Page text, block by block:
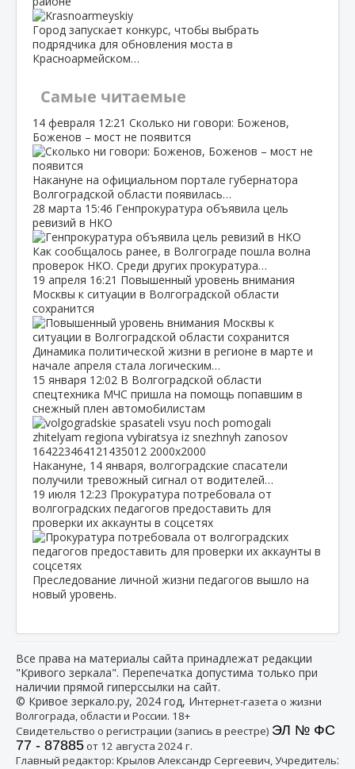
Город запускает конкурс, чтобы выбрать
подрядчика для обновления моста в
Красноармейском…
Самые читаемые
14 февраля 12:21 Сколько ни говори: Боженов,
Боженов – мост не появится
Накануне на официальном портале губернатора
Волгоградской области появилась…
28 марта 15:46 Генпрокуратура объявила цель
ревизий в НКО
Как сообщалось ранее, в Волгограде пошла волна
проверок НКО. Среди других прокуратура…
19 апреля 16:21 Повышенный уровень внимания
Москвы к ситуации в Волгоградской области
сохранится
Динамика политической жизни в регионе в марте и
начале апреля стала логическим…
15 января 12:02 В Волгоградской области
спецтехника МЧС пришла на помощь попавшим в
снежный плен автомобилистам
Накануне, 14 января, волгоградские спасатели
получили тревожный сигнал от водителей…
19 июля 12:23 Прокуратура потребовала от
волгоградских педагогов предоставить для
проверки их аккаунты в соцсетях
Преследование личной жизни педагогов вышло на
новый уровень.
Все права на материалы сайта принадлежат редакции
"Кривого зеркала". Перепечатка допустима только при
наличии прямой гиперссылки на сайт.
© Кривое зеркало.ру, 2024 год, Интернет-газета о жизни
Волгограда, области и России. 18+
Свидетельство о регистрации (запись в реестре) ЭЛ № ФС
77 - 87885от 12 августа 2024 г.
Главный редактор: Крылов Александр Сергеевич, Учредитель: